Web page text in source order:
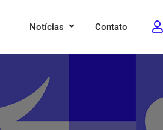
Notícias Contato